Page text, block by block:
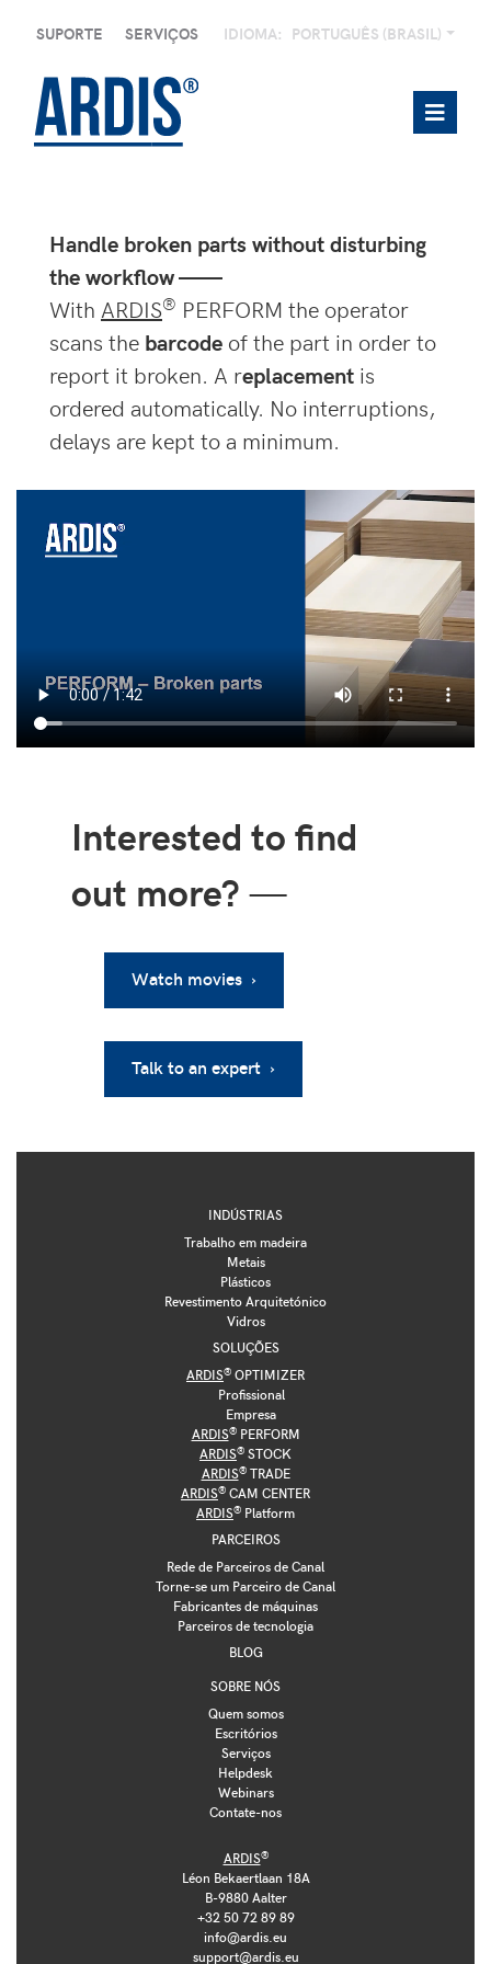
SUPORTE SERVIÇOS IDIOMA: PORTUGUÊS (BRASIL)
Handle broken parts without disturbing
the workflow ——
With ARDIS® PERFORM the operator
scans the barcode of the part in order to
report it broken. A replacement is
ordered automatically. No interruptions,
delays are kept to a minimum.
Interested to find
out more?—
Watch movies ›
Talk to an expert ›
INDÚSTRIAS
Trabalho em madeira
Metais
Plásticos
Revestimento Arquitetónico
Vidros
SOLUÇÕES
ARDIS® OPTIMIZER
Profissional
Empresa
ARDIS®PERFORM
ARDIS® STOCK
ARDIS®TRADE
ARDIS® CAM CENTER
ARDIS® Platform
PARCEIROS
Rede de Parceiros de Canal
Torne-se um Parceiro de Canal
Fabricantes de máquinas
Parceiros de tecnologia
BLOG
SOBRE NÓS
Quem somos
Escritórios
Serviços
Helpdesk
Webinars
Contate-nos
ARDIS®
Léon Bekaertlaan 18A
B-9880 Aalter
+32 50 72 89 89
info@ardis.eu
support@ardis.eu